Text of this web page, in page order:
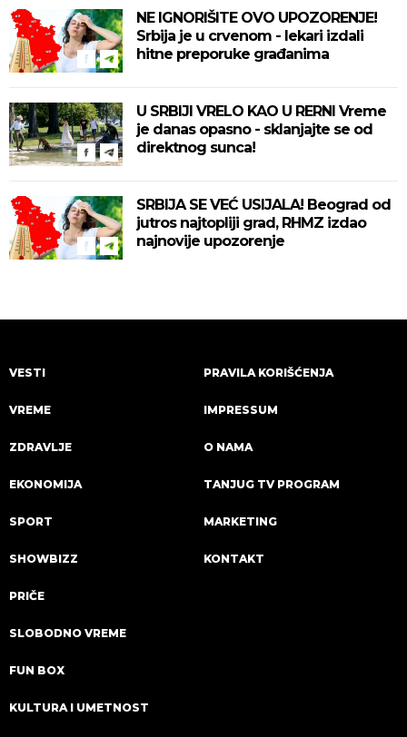
NE IGNORIŠITE OVO UPOZORENJE!
Srbija je u crvenom - lekari izdali
hitne preporuke građanima
U SRBIJI VRELO KAO U RERNI Vreme
je danas opasno - sklanjajte se od
direktnog sunca!
SRBIJA SE VEĆ USIJALA! Beograd od
jutros najtopliji grad, RHMZ izdao
najnovije upozorenje
VESTI
VREME
ZDRAVLJE
EKONOMIJA
SPORT
SHOWBIZZ
PRIČE
SLOBODNO VREME
FUN BOX
KULTURA I UMETNOST
PRAVILA KORIŠĆENJA
IMPRESSUM
O NAMA
TANJUG TV PROGRAM
MARKETING
KONTAKT